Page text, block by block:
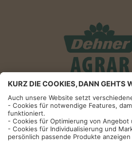
Informationen